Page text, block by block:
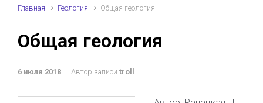
Главная Геология Общая геология
Общая геология
6 июля 2018 Автор записи troll